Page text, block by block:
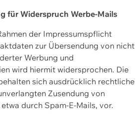
für Widerspruch Werbe-Mails
der Impressumspflicht
zur Übersendung von nicht
Werbung und
wird hiermit widersprochen. Die
sich ausdrücklich rechtliche
Zusendung von
durch Spam-E-Mails, vor.